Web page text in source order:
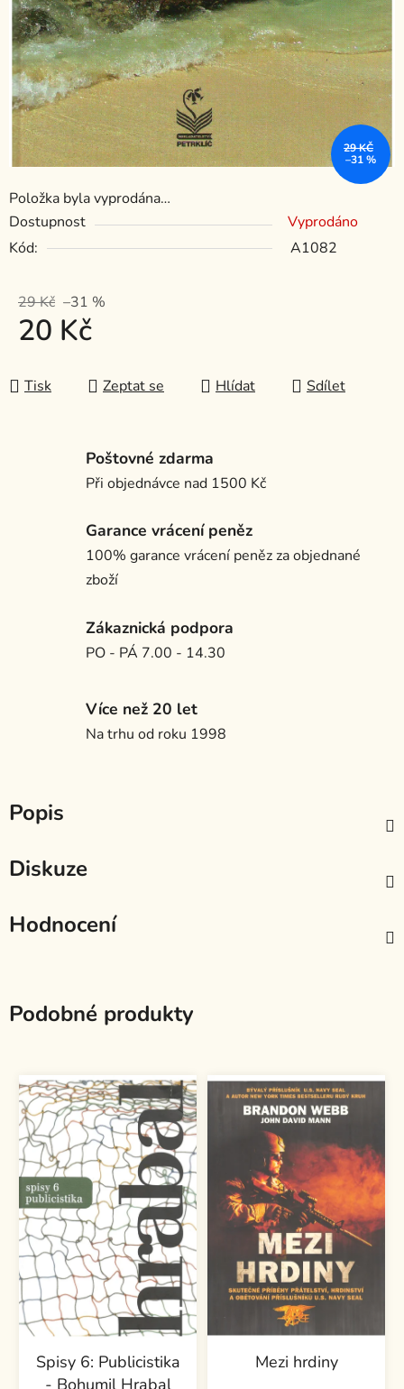
Položka byla vyprodána…
Dostupnost
Vyprodáno
Kód:
A1082
29 Kč –31 %
20 Kč
Tisk
Zeptat se Hlídat Sdílet
29 KČ
–31 %
Poštovné zdarma
Při objednávce nad 1500 Kč
Garance vrácení peněz
100% garance vrácení peněz za objednané
zboží
Zákaznická podpora
PO - PÁ 7.00 - 14.30
Více než 20 let
Na trhu od roku 1998
Popis
Diskuze
Hodnocení
Podobné produkty
Spisy 6: Publicistika
Mezi hrdiny